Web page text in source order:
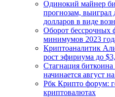
Одинокий майнер
прогнозам, выиграл
долларов в виде
Оборот бессрочных
минимумов 2023
Криптоаналитик
рост эфириума до
Стагнация
начинается август
Рбк Крипто форум:
криптовалютах